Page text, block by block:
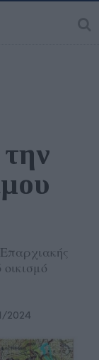
2024